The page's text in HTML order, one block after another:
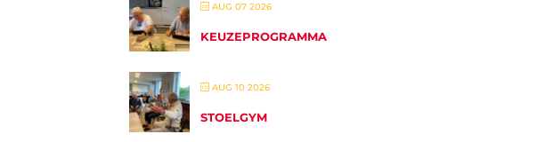
AUG 07 2026
KEUZEPROGRAMMA
AUG 10 2026
STOELGYM